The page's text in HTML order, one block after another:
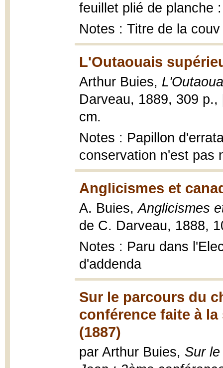
feuillet plié de planche
Notes : Titre de la couv
L'Outaouais
Arthur Buies,
Darveau, 1889, 309
cm.
Notes : Papillon
conservation n'est pas
Anglicismes et
A. Buies,Anglicismes
de C. Darveau, 1888,
Notes : Paru dans
d'addenda
Sur le parcours du
conférence faite à la
(1887)
par Arthur Buies, Sur